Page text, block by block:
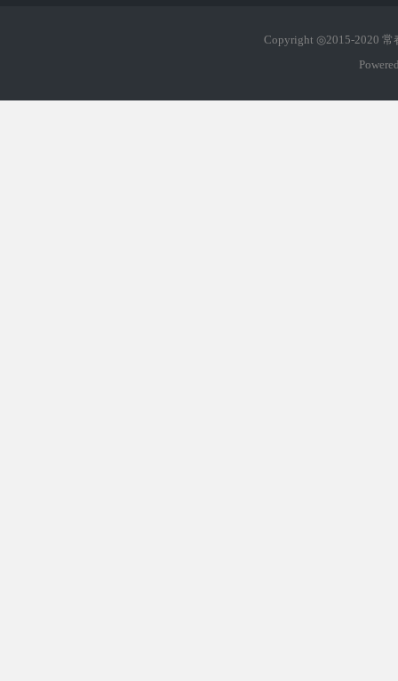
Copyright ◎2015-2020 常